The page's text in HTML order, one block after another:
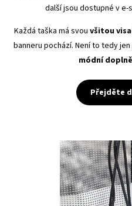
další jsou dostupné v e-
Každá taška má svou všitou
banneru pochází. Není to tedy
módní
Přejděte